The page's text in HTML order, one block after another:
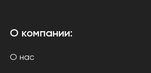
О компании:
О нас